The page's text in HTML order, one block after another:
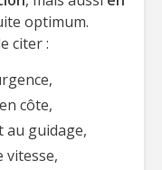
optimum.
citer :
côte,
au guidage,
vitesse,